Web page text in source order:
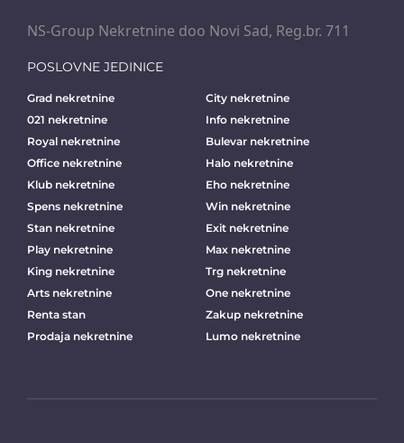
NS-Group Nekretnine doo Novi Sad, Reg.br. 711
POSLOVNE JEDINICE
Grad nekretnine
City nekretnine
021 nekretnine
Info nekretnine
Royal nekretnine
Bulevar nekretnine
Office nekretnine
Halo nekretnine
Klub nekretnine
Eho nekretnine
Spens nekretnine
Win nekretnine
Stan nekretnine
Exit nekretnine
Play nekretnine
Max nekretnine
King nekretnine
Trg nekretnine
Arts nekretnine
One nekretnine
Renta stan
Zakup nekretnine
Prodaja nekretnine
Lumo nekretnine